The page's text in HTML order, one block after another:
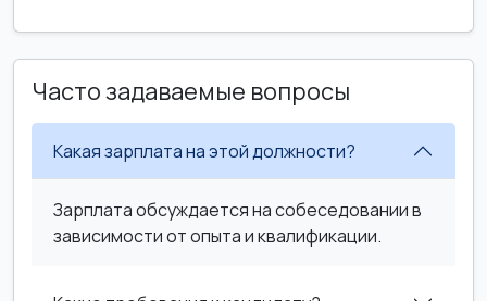
Часто задаваемые вопросы
Какая зарплата на этой должности?
Зарплата обсуждается на собеседовании в
зависимости от опыта и квалификации.